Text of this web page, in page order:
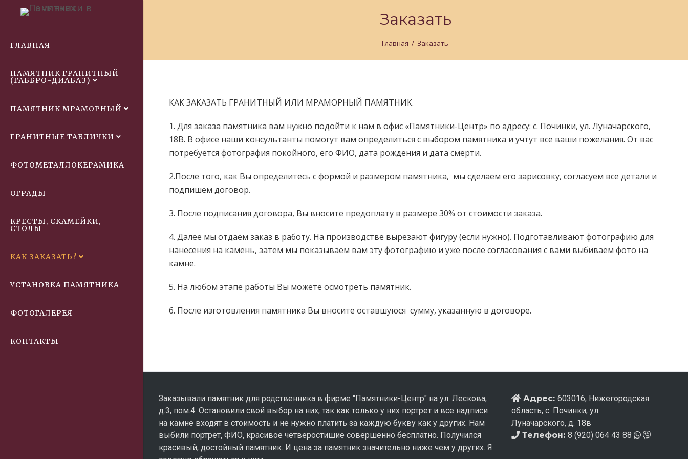
ГЛАВНАЯ
ПАМЯТНИК ГРАНИТНЫЙ
(ГАББРО-ДИАБАЗ)
ПАМЯТНИК МРАМОРНЫЙ
ГРАНИТНЫЕ ТАБЛИЧКИ
ФОТОМЕТАЛЛОКЕРАМИКА
ОГРАДЫ
КРЕСТЫ, СКАМЕЙКИ,
СТОЛЫ
КАК ЗАКАЗАТЬ?
УСТАНОВКА ПАМЯТНИКА
ФОТОГАЛЕРЕЯ
КОНТАКТЫ
Заказать
Главная / Заказать
КАК ЗАКАЗАТЬ ГРАНИТНЫЙ ИЛИ МРАМОРНЫЙ ПАМЯТНИК.
1. Для заказа памятника вам нужно подойти к нам в офис «Памятники-Центр» по адресу: с. Починки, ул. Луначарского,
18В. В офисе наши консультанты помогут вам определиться с выбором памятника и учтут все ваши пожелания. От вас
потребуется фотография покойного, его ФИО, дата рождения и дата смерти.
2.После того, как Вы определитесь с формой и размером памятника, мы сделаем его зарисовку, согласуем все детали и
подпишем договор.
3. После подписания договора, Вы вносите предоплату в размере 30% от стоимости заказа.
4. Далее мы отдаем заказ в работу. На производстве вырезают фигуру (если нужно). Подготавливают фотографию для
нанесения на камень, затем мы показываем вам эту фотографию и уже после согласования с вами выбиваем фото на
камне.
5. На любом этапе работы Вы можете осмотреть памятник.
6. После изготовления памятника Вы вносите оставшуюся сумму, указанную в договоре.
Заказывали памятник для родственника в фирме "Памятники-Центр" на ул. Лескова,
д.3, пом.4. Остановили свой выбор на них, так как только у них портрет и все надписи
на камне входят в стоимость и не нужно платить за каждую букву как у других. Нам
выбили портрет, ФИО, красивое четверостишие совершенно бесплатно. Получился
красивый, достойный памятник. И цена за памятник значительно ниже чем у других. Я
Адрес:603016, Нижегородская
область, с. Починки, ул.
Луначарского, д. 18в
Телефон:8 (920) 064 43 88